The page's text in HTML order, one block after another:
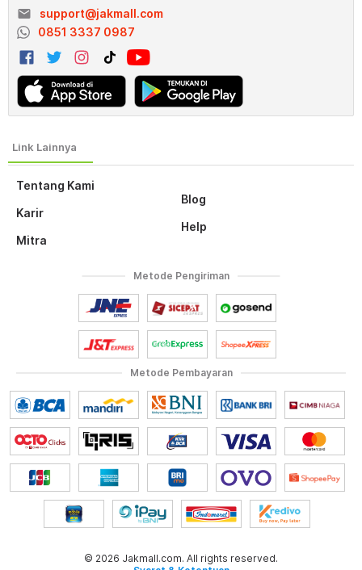
Tentang Kami
Karir
Mitra
Blog
Help
email
support@jakmall.com
0851 3337 0987
Metode Pembayaran
Metode Pengiriman
© 2026 Jakmall.com. All rights reserved.